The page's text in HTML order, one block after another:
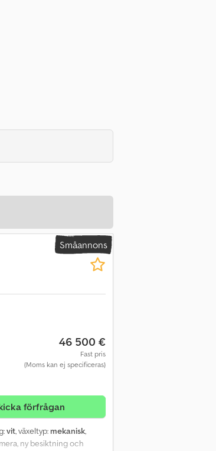
Småannons
46 500 €
Fast pris
(Moms kan ej specificeras)
förfrågan
vit, växeltyp: mekanisk,
ny besiktning och